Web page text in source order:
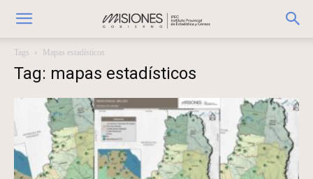
Tags Mapas estadísticos
Tag: mapas estadísticos